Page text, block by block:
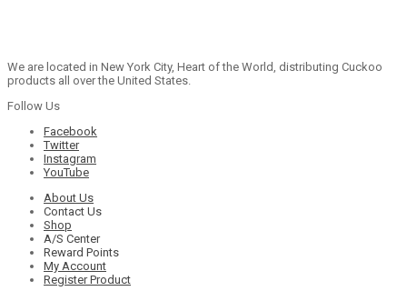
We are located in New York City, Heart of the World, distributing Cuckoo
products all over the United States.
Follow Us
Facebook
Twitter
Instagram
YouTube
About Us
Contact Us
Shop
A/S Center
Reward Points
My Account
Register Product